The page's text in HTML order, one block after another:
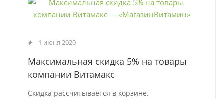
1 июня 2020
Максимальная скидка 5% на товары
компании Витамакс
Скидка рассчитывается в корзине.